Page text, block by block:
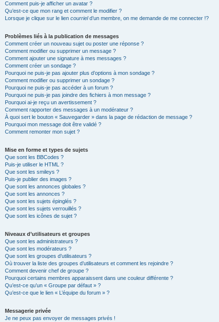
Comment puis-je afficher un avatar ?
Qu’est-ce que mon rang et comment le modifier ?
Lorsque je clique sur le lien courrield’un membre, on me demande de me connecter !?
Problèmes liés à la publication de messages
Comment créer un nouveau sujet ou poster une réponse ?
Comment modifier ou supprimer un message ?
Comment ajouter une signature à mes messages ?
Comment créer un sondage ?
Pourquoi ne puis-je pas ajouter plus d’options à mon sondage ?
Comment modifier ou supprimer un sondage ?
Pourquoi ne puis-je pas accéder à un forum ?
Pourquoi ne puis-je pas joindre des fichiers à mon message ?
Pourquoi ai-je reçu un avertissement ?
Comment rapporter des messages à un modérateur ?
À quoi sert le bouton « Sauvegarder » dans la page de rédaction de message ?
Pourquoi mon message doit être validé ?
Comment remonter mon sujet ?
Mise en forme et types de sujets
Que sont les BBCodes ?
Puis-je utiliser le HTML ?
Que sont les smileys ?
Puis-je publier des images ?
Que sont les annonces globales ?
Que sont les annonces ?
Que sont les sujets épinglés ?
Que sont les sujets verrouillés ?
Que sont les icônes de sujet ?
Niveaux d’utilisateurs et groupes
Que sont les administrateurs ?
Que sont les modérateurs ?
Que sont les groupes d’utilisateurs ?
Où trouver la liste des groupes d’utilisateurs et comment les rejoindre ?
Comment devenir chef de groupe ?
Pourquoi certains membres apparaissent dans une couleur différente ?
Qu’est-ce qu’un « Groupe par défaut » ?
Qu’est-ce que le lien « L’équipe du forum » ?
Messagerie privée
Je ne peux pas envoyer de messages privés !